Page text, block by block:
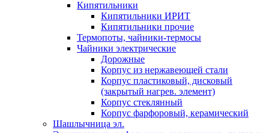
Кипятильники
Кипятильники ИРИТ
Кипятильники прочие
Термопоты, чайники-термосы
Чайники электрические
Дорожные
Корпус из нержавеющей стали
Корпус пластиковый, дисковый
(закрытый нагрев. элемент)
Корпус стеклянный
Корпус фарфоровый, керамический
Шашлычница эл.